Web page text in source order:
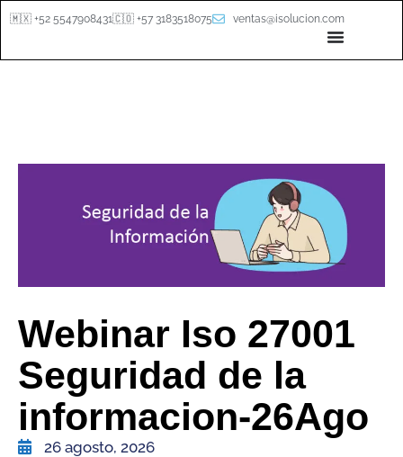
🇲🇽 +52 5547908431🇨🇴 +57 3183518075 ventas@isolucion.com
Webinar Iso 27001
Seguridad de la
informacion-26Ago
26 agosto, 2026